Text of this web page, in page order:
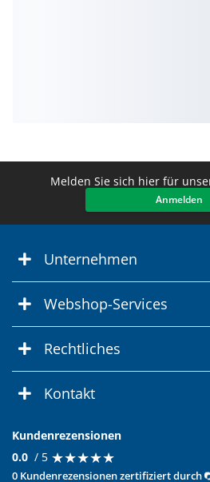
Melden Sie sich hier für
Anmelden
Unternehmen
Webshop-Services
Rechtliches
Kontakt
Kundenrezensionen
0.0 / 5 ★★★★★
★★★★★
0 Kundenrezensionen zertifiziert durch